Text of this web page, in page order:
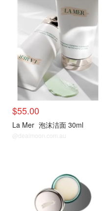
热门单品
$55.00
La Mer 泡沫洁面 30ml
@dealmoon.com.au